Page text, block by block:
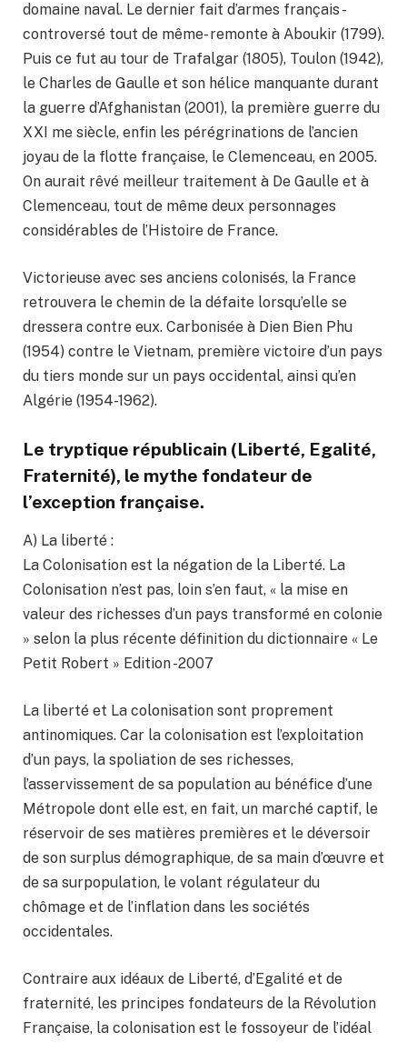
domaine naval. Le dernier fait d’armes français -
controversé tout de même- remonte à Aboukir (1799).
Puis ce fut au tour de Trafalgar (1805), Toulon (1942),
le Charles de Gaulle et son hélice manquante durant
la guerre d’Afghanistan (2001), la première guerre du
XXI me siècle, enfin les pérégrinations de l’ancien
joyau de la flotte française, le Clemenceau, en 2005.
On aurait rêvé meilleur traitement à De Gaulle et à
Clemenceau, tout de même deux personnages
considérables de l’Histoire de France.
Victorieuse avec ses anciens colonisés, la France
retrouvera le chemin de la défaite lorsqu’elle se
dressera contre eux. Carbonisée à Dien Bien Phu
(1954) contre le Vietnam, première victoire d’un pays
du tiers monde sur un pays occidental, ainsi qu’en
Algérie (1954-1962).
Le tryptique républicain (Liberté, Egalité,
Fraternité), le mythe fondateur de
l’exception française.
A) La liberté :
La Colonisation est la négation de la Liberté. La
Colonisation n’est pas, loin s’en faut, « la mise en
valeur des richesses d’un pays transformé en colonie
» selon la plus récente définition du dictionnaire « Le
Petit Robert » Edition -2007
La liberté et La colonisation sont proprement
antinomiques. Car la colonisation est l’exploitation
d’un pays, la spoliation de ses richesses,
l’asservissement de sa population au bénéfice d’une
Métropole dont elle est, en fait, un marché captif, le
réservoir de ses matières premières et le déversoir
de son surplus démographique, de sa main d’œuvre et
de sa surpopulation, le volant régulateur du
chômage et de l’inflation dans les sociétés
occidentales.
Contraire aux idéaux de Liberté, d’Egalité et de
fraternité, les principes fondateurs de la Révolution
Française, la colonisation est le fossoyeur de l’idéal